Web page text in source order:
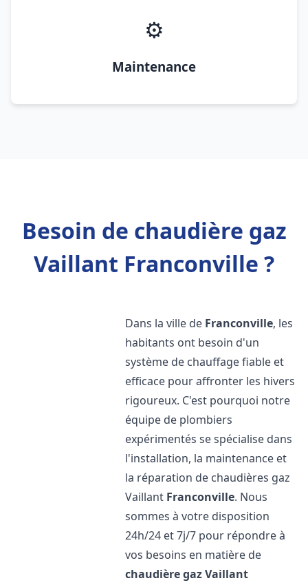
⚙️
Maintenance
Besoin de chaudière gaz
Vaillant Franconville ?
Dans la ville de Franconville, les
habitants ont besoin d'un
système de chauffage fiable et
efficace pour affronter les hivers
rigoureux. C'est pourquoi notre
équipe de plombiers
expérimentés se spécialise dans
l'installation, la maintenance et
la réparation de chaudières gaz
Vaillant Franconville. Nous
sommes à votre disposition
24h/24 et 7j/7 pour répondre à
vos besoins en matière de
chaudière gaz Vaillant